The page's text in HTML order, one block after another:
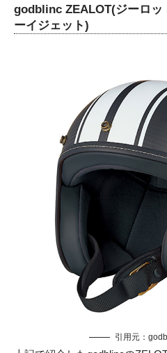
godblinc ZEALOT(ジーロ
ーイジェット)
引用元：